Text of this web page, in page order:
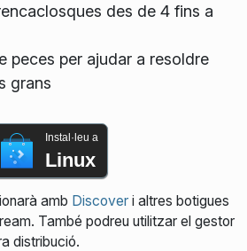
des de 4 fins a
peces per ajudar a resoldre
grans
Instal·leu a
Linux
amb Discoveri altres botigues
També podreu utilitzar el gestor
distribució.